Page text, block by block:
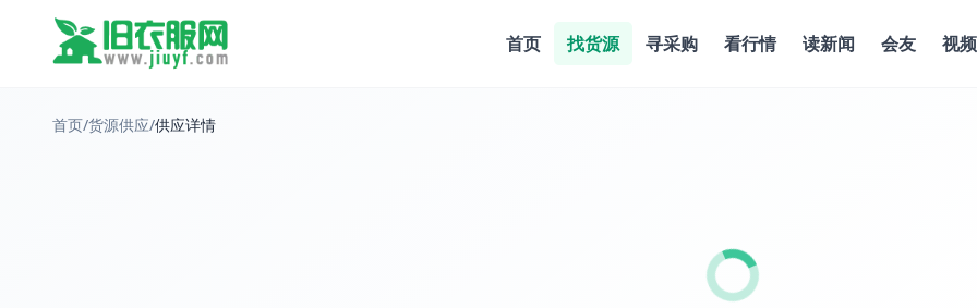
首页 找货源 寻采购 看行情 读新闻 会友 视频
首页/货源供应/供应详情